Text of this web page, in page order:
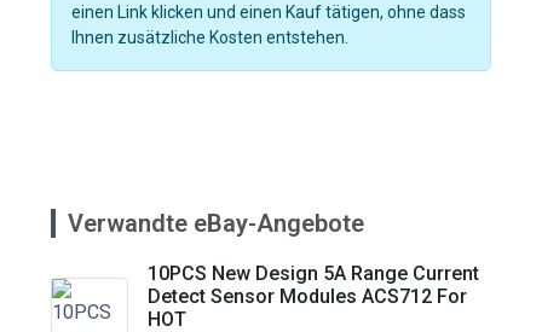
einen Link klicken und einen Kauf tätigen, ohne dass
Ihnen zusätzliche Kosten entstehen.
Verwandte eBay-Angebote
10PCS New Design 5A Range Current
Detect Sensor Modules ACS712 For
HOT